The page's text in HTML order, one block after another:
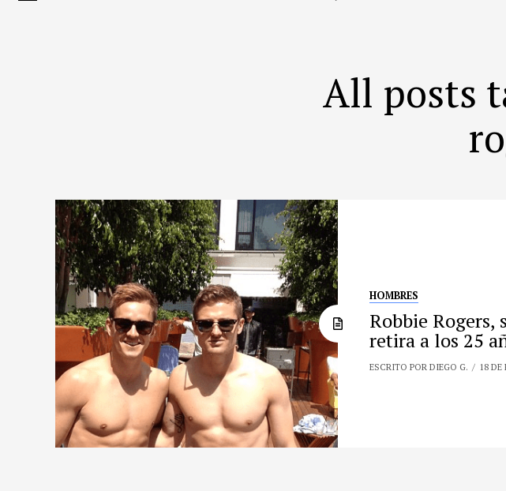
All posts
HOMBRES
Robbie Rogers,
retira a los 25
ESCRITO POR DIEGO G. 18 DE